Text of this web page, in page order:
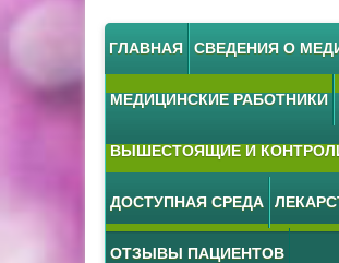
ГЛАВНАЯ СВЕДЕНИЯ О
МЕДИЦИНСКИЕ РАБОТНИКИ
ВЫШЕСТОЯЩИЕ И
ДОСТУПНАЯ СРЕДА
ОТЗЫВЫ ПАЦИЕНТОВ